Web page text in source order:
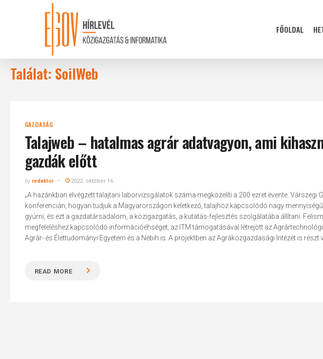
Hit enter to search or ESC to close
FŐOLDAL
Találat: SoilWeb
GAZDASÁG
Talajweb – hatalmas agrár adatvagyon, ami
gazdák előtt
by redaktor 2022. október 16.
„A hazánkban elvégzett talajtani laborvizsgálatok száma megközelíti a 200 ezret évente. Várszegi
konferencián, hogyan tudjuk a Magyarországon keletkező, talajhoz kapcsolódó nagy
gyúrni, és ezt a gazdatársadalom, a közigazgatás, a kutatás-fejlesztés szolgálatába állítani.
megfeleléshez kapcsolódó információéhséget, az ITM támogatásával létrejött az
Agrár- és Élettudományi Egyetem és a Nébih is. A projektben az Agráközgazdasági Intézet is részt
READ MORE